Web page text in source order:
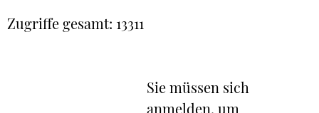
Zugriffe gesamt: 13311
Sie müssen sich
anmelden, um